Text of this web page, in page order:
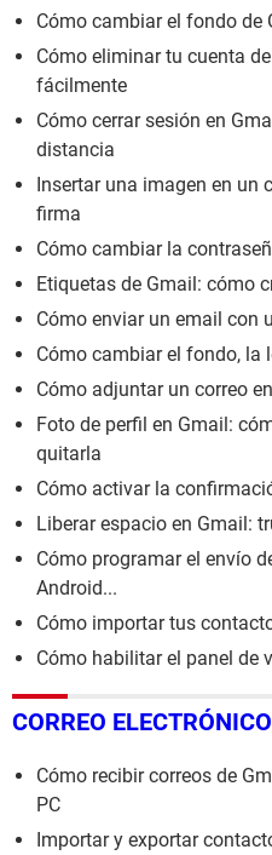
Cómo cambiar el fondo de
Cómo eliminar tu cuenta
fácilmente
Cómo cerrar sesión en
distancia
Insertar una imagen en un
firma
Cómo cambiar la
Etiquetas de Gmail: cómo
Cómo enviar un email con
Cómo cambiar el fondo, la
Cómo adjuntar un correo
Foto de perfil en Gmail:
quitarla
Cómo activar la
Liberar espacio en Gmail:
Cómo programar el envío
Android...
Cómo importar tus
Cómo habilitar el panel de
CORREO ELECTRÓNICO
Cómo recibir correos de
PC
Importar y exportar